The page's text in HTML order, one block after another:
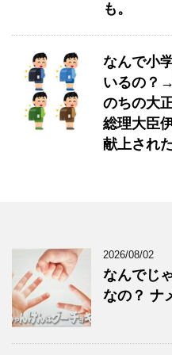
も。
なんで小
いるの？
のちの大
総理大臣
献上され
2026/08/02
なんでじ
なの？ ナ